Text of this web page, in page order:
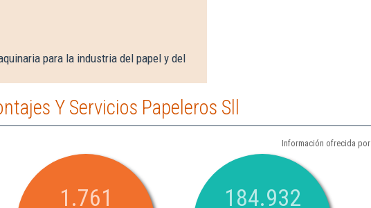
para la industria del papel y del
Y Servicios Papeleros Sll
Información ofrecida por
1.761 184.932